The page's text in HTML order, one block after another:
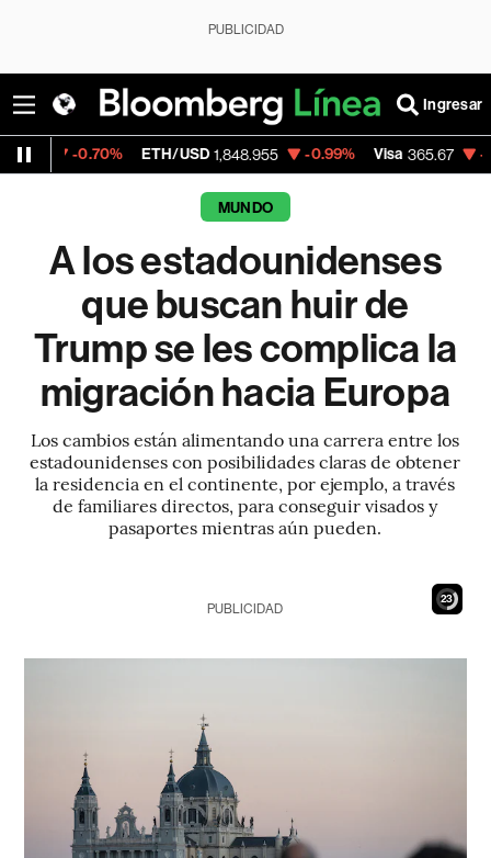
PUBLICIDAD
Ingresar
ETH/USD 1,848.955 -0.99% Visa 365.67 -0.13%
MUNDO
A los estadounidenses
que buscan huir de
Trump se les complica la
migración hacia Europa
Los cambios están alimentando una carrera entre los
estadounidenses con posibilidades claras de obtener
la residencia en el continente, por ejemplo, a través
de familiares directos, para conseguir visados y
pasaportes mientras aún pueden.
22
PUBLICIDAD